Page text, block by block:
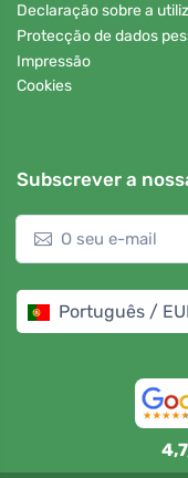
Declaração sobre a
Protecção de dados
Impressão
Cookies
Subscrever a
Português /